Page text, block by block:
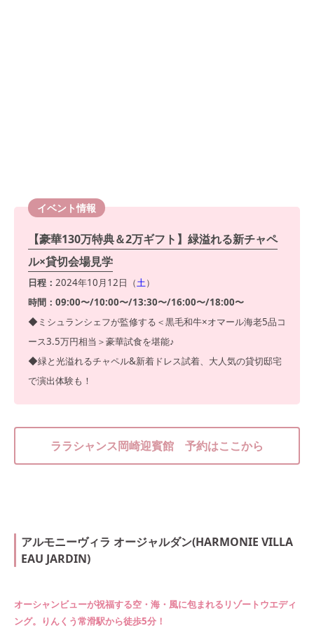
イベント情報
【豪華130万特典＆2万ギフト】緑溢れる新チャペ
ル×貸切会場見学
日程： 2024年10月12日（土）
時間：09:00〜/10:00〜/13:30〜/16:00〜/18:00〜
◆ミシュランシェフが監修する＜黒毛和牛×オマール海老5品コ
ース3.5万円相当＞豪華試食を堪能♪
◆緑と光溢れるチャペル&新着ドレス試着、大人気の貸切邸宅
で演出体験も！
ララシャンス岡崎迎賓館 予約はここから
アルモニーヴィラ オージャルダン(HARMONIE VILLA
EAU JARDIN)
オーシャンビューが祝福する空・海・風に包まれるリゾートウエディ
ング。りんくう常滑駅から徒歩5分！